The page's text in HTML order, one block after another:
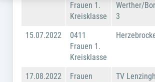
Frauen 1.
Kreisklasse
Werther/
3
15.07.2022
0411
Frauen 1.
Kreisklasse
17.08.2022
Frauen
TV